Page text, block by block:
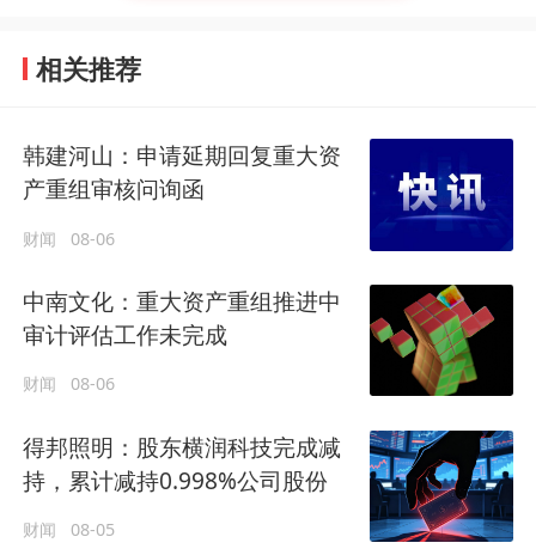
相关推荐
韩建河山：申请延期回复重大资
产重组审核问询函
财闻 08-06
中南文化：重大资产重组推进中
审计评估工作未完成
财闻 08-06
得邦照明：股东横润科技完成减
持，累计减持0.998%公司股份
财闻 08-05